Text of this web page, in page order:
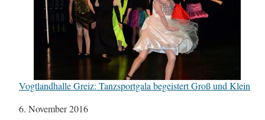
Vogtlandhalle Greiz: Tanzsportgala begeistert Groß und Klein
Datum
6. November 2016